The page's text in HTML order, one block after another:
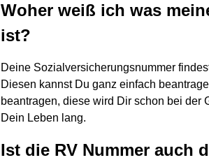
Woher weiß ich was
ist?
Deine Sozialversicherungsnummer
Diesen kannst Du ganz einfach
beantragen, diese wird Dir schon bei der
Dein Leben lang.
Ist die RV Nummer auch